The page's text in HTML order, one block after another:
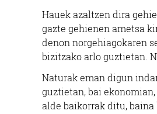
Hauek azaltzen dira
gazte gehienen ametsa
denon norgehiagokaren
bizitzako arlo guztietan.
Naturak eman digun
guztietan, bai
alde baikorrak ditu,